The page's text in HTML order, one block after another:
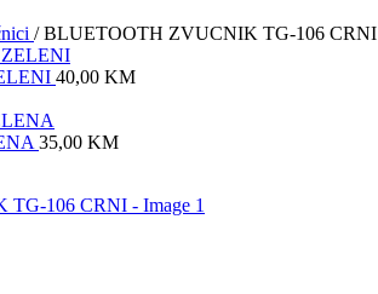
/ BLUETOOTH ZVUCNIK TG-106 CRNI
40,00 KM
35,00 KM